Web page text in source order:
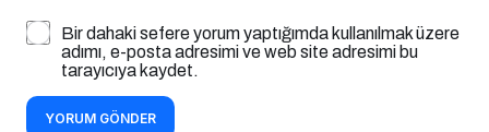
Bir dahaki sefere yorum yaptığımda kullanılmak üzere
adımı, e-posta adresimi ve web site adresimi bu
tarayıcıya kaydet.
YORUM GÖNDER